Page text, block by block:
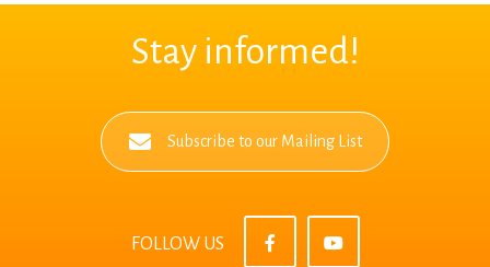
Stay informed!
Subscribe to our Mailing List
FOLLOW US